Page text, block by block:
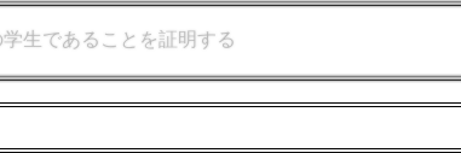
学生であることを証明する